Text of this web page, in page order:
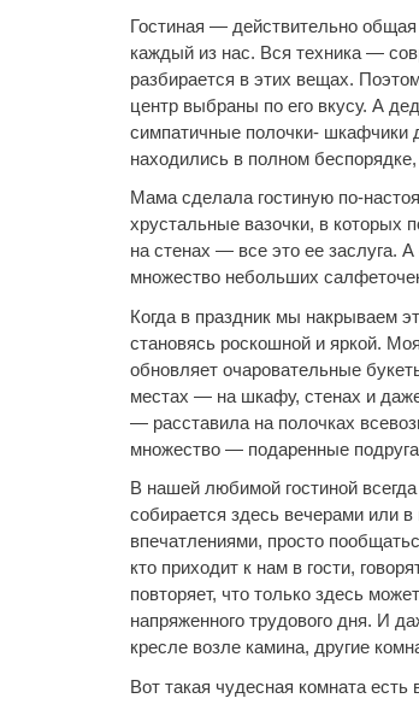
Гостиная — действительно
каждый из нас. Вся техника —
разбирается в этих вещах.
центр выбраны по его вкусу. А
симпатичные полочки- шкафчики
находились в полном
Мама сделала гостиную по-
хрустальные вазочки, в которых
на стенах — все это ее заслуга.
множество небольших
Когда в праздник мы накрываем
становясь роскошной и яркой.
обновляет очаровательные
местах — на шкафу, стенах и
— расставила на полочках
множество — подаренные
В нашей любимой гостиной
собирается здесь вечерами или
впечатлениями, просто
кто приходит к нам в гости,
повторяет, что только здесь
напряженного трудового дня. И
кресле возле камина, другие
Вот такая чудесная комната